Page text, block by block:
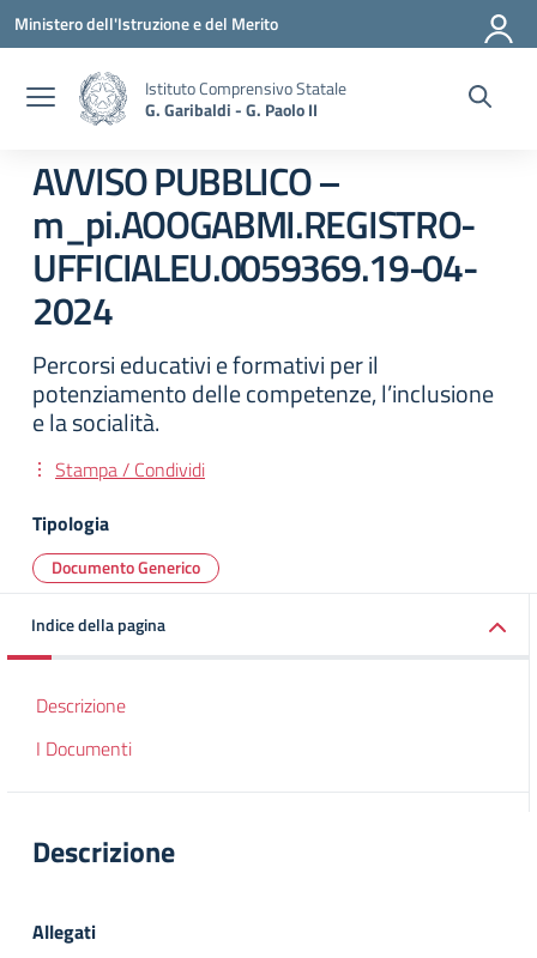
Vai ai contenuti
Vai al menu di navigazione
Vai al footer
Ministero dell'Istruzione e del Merito
Istituto Comprensivo Statale
G. Garibaldi - G. Paolo II
AVVISO PUBBLICO –
m_pi.AOOGABMI.REGISTRO-
UFFICIALEU.0059369.19-04-
2024
Percorsi educativi e formativi per il
potenziamento delle competenze, l’inclusione
e la socialità.
Stampa / Condividi
Tipologia
Documento Generico
Indice della pagina
Descrizione
I Documenti
Descrizione
Allegati